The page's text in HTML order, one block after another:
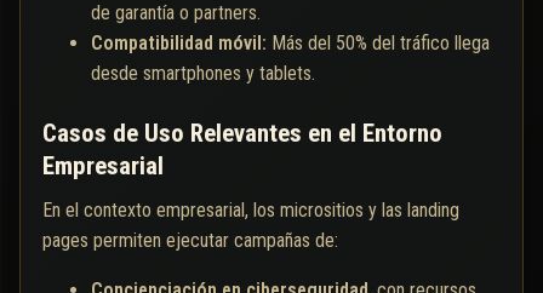
de garantía o partners.
Compatibilidad móvil: Más del 50% del tráfico llega
desde smartphones y tablets.
Casos de Uso Relevantes en el Entorno
Empresarial
En el contexto empresarial, los micrositios y las landing
pages permiten ejecutar campañas de: